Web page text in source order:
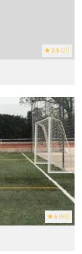
2.5 (21)
4 (98)